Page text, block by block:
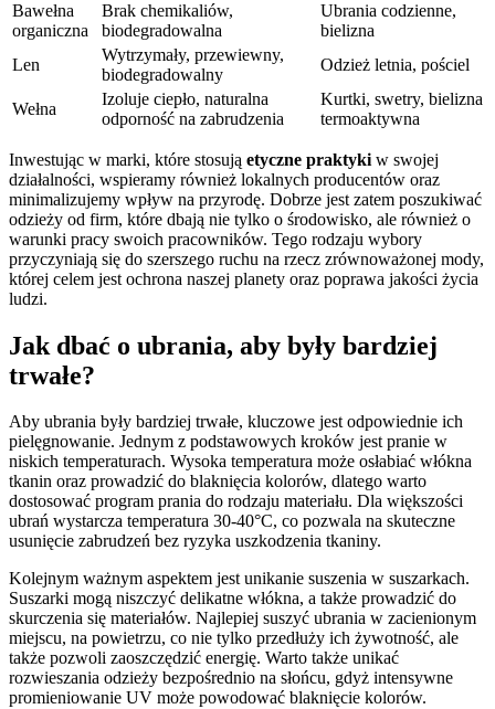
Bawełna
organiczna
Brak chemikaliów,
biodegradowalna
Ubrania codzienne,
bielizna
Len
Wytrzymały, przewiewny,
biodegradowalny
Odzież letnia, pościel
Wełna
Izoluje ciepło, naturalna
odporność na zabrudzenia
Kurtki, swetry, bielizna
termoaktywna
Inwestując w marki, które stosują etyczne praktyki w swojej
działalności, wspieramy również lokalnych producentów oraz
minimalizujemy wpływ na przyrodę. Dobrze jest zatem poszukiwać
odzieży od firm, które dbają nie tylko o środowisko, ale również o
warunki pracy swoich pracowników. Tego rodzaju wybory
przyczyniają się do szerszego ruchu na rzecz zrównoważonej mody,
której celem jest ochrona naszej planety oraz poprawa jakości życia
ludzi.
Jak dbać o ubrania, aby były bardziej
trwałe?
Aby ubrania były bardziej trwałe, kluczowe jest odpowiednie ich
pielęgnowanie. Jednym z podstawowych kroków jest pranie w
niskich temperaturach. Wysoka temperatura może osłabiać włókna
tkanin oraz prowadzić do blaknięcia kolorów, dlatego warto
dostosować program prania do rodzaju materiału. Dla większości
ubrań wystarcza temperatura 30-40°C, co pozwala na skuteczne
usunięcie zabrudzeń bez ryzyka uszkodzenia tkaniny.
Kolejnym ważnym aspektem jest unikanie suszenia w suszarkach.
Suszarki mogą niszczyć delikatne włókna, a także prowadzić do
skurczenia się materiałów. Najlepiej suszyć ubrania w zacienionym
miejscu, na powietrzu, co nie tylko przedłuży ich żywotność, ale
także pozwoli zaoszczędzić energię. Warto także unikać
rozwieszania odzieży bezpośrednio na słońcu, gdyż intensywne
promieniowanie UV może powodować blaknięcie kolorów.